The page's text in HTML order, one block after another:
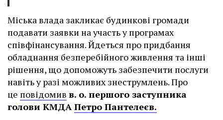
Міська влада закликає будинкові громади
подавати заявки на участь у програмах
співфінансування. Йдеться про придбання
обладнання безперебійного живлення та інші
рішення, що допоможуть забезпечити послуги
навіть у разі можливих знеструмлень. Про
це повідомив в. о. першого заступника
голови КМДА Петро Пантелеєв.